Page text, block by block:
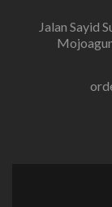
Jalan Sayid